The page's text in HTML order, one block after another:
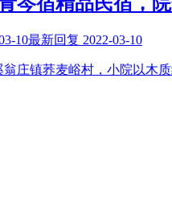
10最新回复 2022-03-10
庄镇荞麦峪村，小院以木